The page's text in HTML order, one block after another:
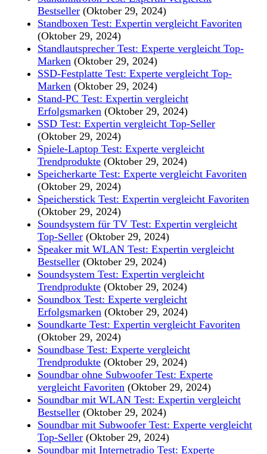
Bestseller (Oktober 29, 2024)
Standboxen Test: Expertin vergleicht Favoriten
(Oktober 29, 2024)
Standlautsprecher Test: Experte vergleicht Top-
Marken (Oktober 29, 2024)
SSD-Festplatte Test: Experte vergleicht Top-
Marken (Oktober 29, 2024)
Stand-PC Test: Expertin vergleicht
Erfolgsmarken (Oktober 29, 2024)
SSD Test: Expertin vergleicht Top-Seller
(Oktober 29, 2024)
Spiele-Laptop Test: Experte vergleicht
Trendprodukte (Oktober 29, 2024)
Speicherkarte Test: Experte vergleicht Favoriten
(Oktober 29, 2024)
Speicherstick Test: Expertin vergleicht Favoriten
(Oktober 29, 2024)
Soundsystem für TV Test: Expertin vergleicht
Top-Seller (Oktober 29, 2024)
Speaker mit WLAN Test: Expertin vergleicht
Bestseller (Oktober 29, 2024)
Soundsystem Test: Expertin vergleicht
Trendprodukte (Oktober 29, 2024)
Soundbox Test: Experte vergleicht
Erfolgsmarken (Oktober 29, 2024)
Soundkarte Test: Expertin vergleicht Favoriten
(Oktober 29, 2024)
Soundbase Test: Experte vergleicht
Trendprodukte (Oktober 29, 2024)
Soundbar ohne Subwoofer Test: Experte
vergleicht Favoriten (Oktober 29, 2024)
Soundbar mit WLAN Test: Expertin vergleicht
Bestseller (Oktober 29, 2024)
Soundbar mit Subwoofer Test: Experte vergleicht
Top-Seller (Oktober 29, 2024)
Soundbar mit Internetradio Test: Experte